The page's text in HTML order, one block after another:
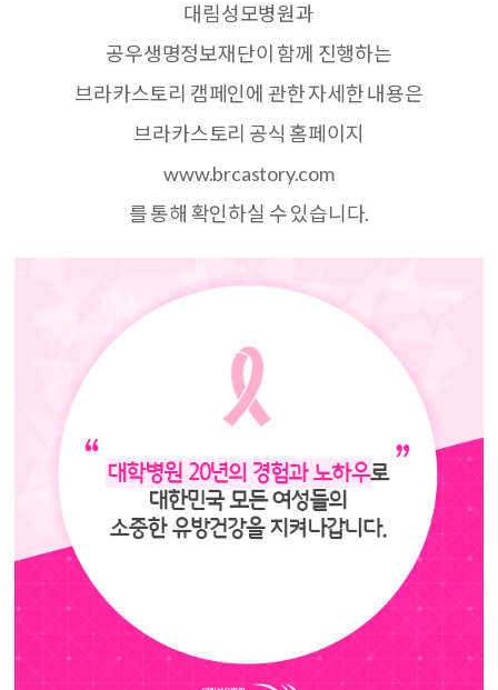
대림성모병원과
공우생명정보재단이 함께 진행하는
브라카스토리 캠페인에 관한 자세한 내용은
브라카스토리 공식 홈페이지
www.brcastory.com
를 통해 확인하실 수 있습니다.